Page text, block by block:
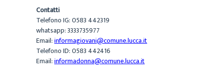
Contatti
Telefono IG: 0583 442319
whatsapp: 3333735977
Email:informagiovani@comune.lucca.it
Telefono ID: 0583 442416
Email:informadonna@comune.lucca.it